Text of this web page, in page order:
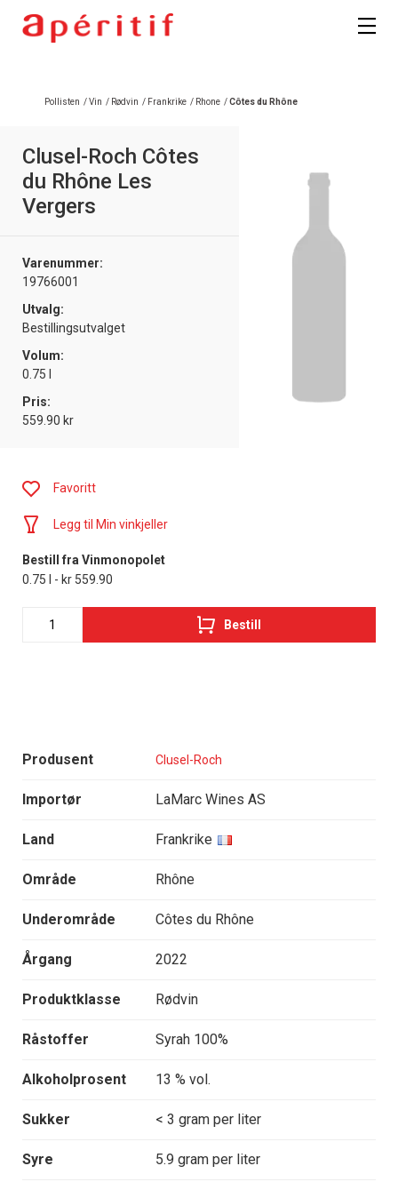
Pollisten /Vin / Rødvin / Frankrike / Rhone /Côtes du Rhône
Clusel-Roch Côtes
du Rhône Les
Vergers
Varenummer:
19766001
Utvalg:
Bestillingsutvalget
Volum:
0.75 l
Pris:
559.90 kr
Produsent Clusel-Roch
Importør LaMarc Wines AS
Land Frankrike
Område Rhône
Underområde Côtes du Rhône
Årgang 2022
Produktklasse Rødvin
Råstoffer Syrah 100%
Alkoholprosent 13 % vol.
Sukker < 3 gram per liter
Syre 5.9 gram per liter
Favoritt
Legg til Min vinkjeller
Bestill fra Vinmonopolet
0.75 l - kr 559.90
Bestill